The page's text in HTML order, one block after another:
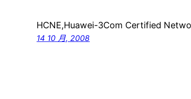
HCNE,Huawei-3Com Certified
14 10 月, 2008